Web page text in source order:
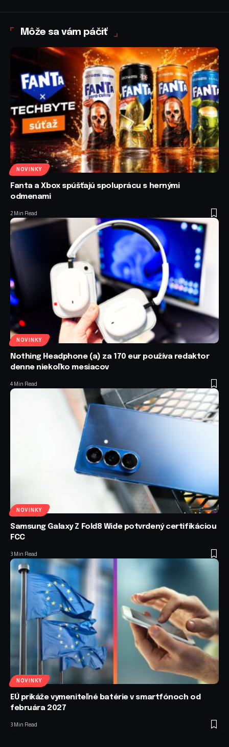
Môže sa vám páčiť
NOVINKY
Fanta a Xbox spúšťajú spoluprácu s hernými
odmenami
2 Min Read
NOVINKY
Nothing Headphone (a) za 170 eur používa redaktor
denne niekoľko mesiacov
4 Min Read
NOVINKY
Samsung Galaxy Z Fold8 Wide potvrdený certifikáciou
FCC
3 Min Read
NOVINKY
EÚ prikáže vymeniteľné batérie v smartfónoch od
februára 2027
3 Min Read